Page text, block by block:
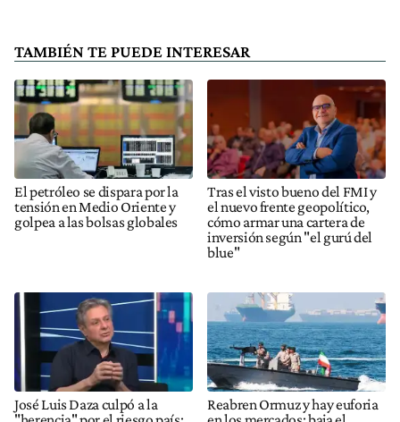
TAMBIÉN TE PUEDE INTERESAR
El petróleo se dispara por la
tensión en Medio Oriente y
golpea a las bolsas globales
Tras el visto bueno del FMI y
el nuevo frente geopolítico,
cómo armar una cartera de
inversión según "el gurú del
blue"
José Luis Daza culpó a la
Reabren Ormuz y hay euforia